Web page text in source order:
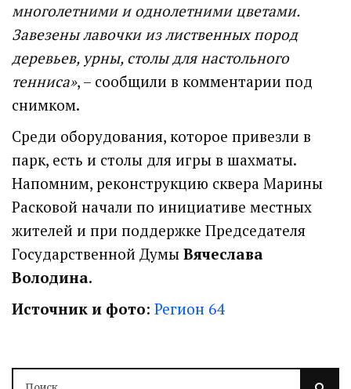
многолетними и однолетними цветами.
Завезены лавочки из лиственных пород
деревьев, урны, столы для настольного
тенниса», – сообщили в комментарии под
снимком.
Среди оборудования, которое привезли в
парк, есть и столы для игры в шахматы.
Напомним, реконструкцию сквера Марины
Расковой начали по инициативе местных
жителей и при поддержке Председателя
Государственной Думы Вячеслава
Володина.
Источник и фото: Регион 64